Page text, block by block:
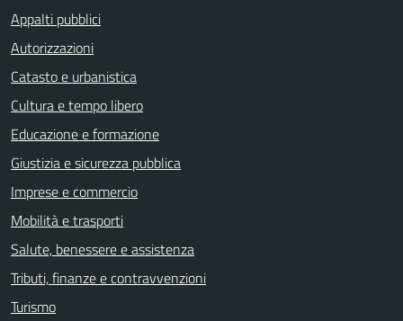
Appalti pubblici
Autorizzazioni
Catasto e urbanistica
Cultura e tempo libero
Educazione e formazione
Giustizia e sicurezza pubblica
Imprese e commercio
Mobilità e trasporti
Salute, benessere e assistenza
Tributi, finanze e contravvenzioni
Turismo